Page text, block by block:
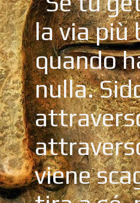
la via più
quando
nulla.
viene